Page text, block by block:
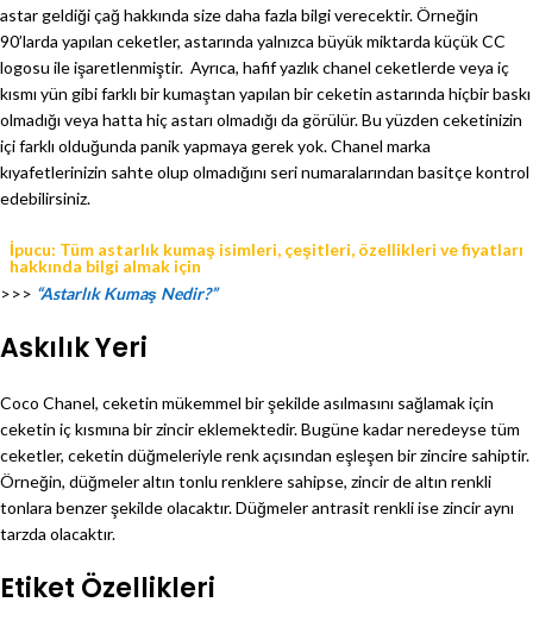
astar geldiği çağ hakkında size daha fazla bilgi verecektir. Örneğin
90’larda yapılan ceketler, astarında yalnızca büyük miktarda küçük CC
logosu ile işaretlenmiştir. Ayrıca, hafif yazlık chanel ceketlerde veya iç
kısmı yün gibi farklı bir kumaştan yapılan bir ceketin astarında hiçbir baskı
olmadığı veya hatta hiç astarı olmadığı da görülür. Bu yüzden ceketinizin
içi farklı olduğunda panik yapmaya gerek yok. Chanel marka
kıyafetlerinizin sahte olup olmadığını seri numaralarından basitçe kontrol
edebilirsiniz.
İpucu: Tüm astarlık kumaş isimleri, çeşitleri, özellikleri ve fiyatları
hakkında bilgi almak için
>>> “Astarlık Kumaş Nedir?”
Askılık Yeri
Coco Chanel, ceketin mükemmel bir şekilde asılmasını sağlamak için
ceketin iç kısmına bir zincir eklemektedir. Bugüne kadar neredeyse tüm
ceketler, ceketin düğmeleriyle renk açısından eşleşen bir zincire sahiptir.
Örneğin, düğmeler altın tonlu renklere sahipse, zincir de altın renkli
tonlara benzer şekilde olacaktır. Düğmeler antrasit renkli ise zincir aynı
tarzda olacaktır.
Etiket Özellikleri